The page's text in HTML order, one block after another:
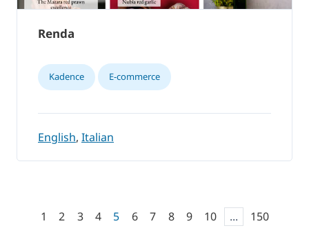
Renda
Kadence E-commerce
English, Italian
1 2 3 4 5 6 7 8 9 10 ... 150